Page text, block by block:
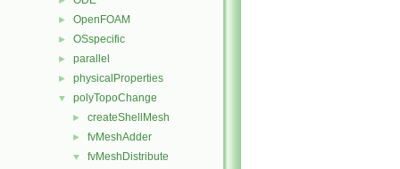
► OpenFOAM
► OSspecific
► parallel
► physicalProperties
▼ polyTopoChange
► createShellMesh
► fvMeshAdder
▼ fvMeshDistribute